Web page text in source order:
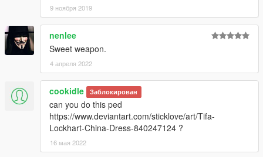
9 ноября 2019
nenlee
Sweet weapon.
4 апреля 2022
cookidle Заблокирован
can you do this ped
https://www.deviantart.com/sticklove/art/Tifa-
Lockhart-China-Dress-840247124 ?
16 мая 2022